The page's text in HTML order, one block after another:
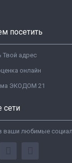
посетить
адрес
онлайн
ЭКОДОМ 21
сети
ваши любимые